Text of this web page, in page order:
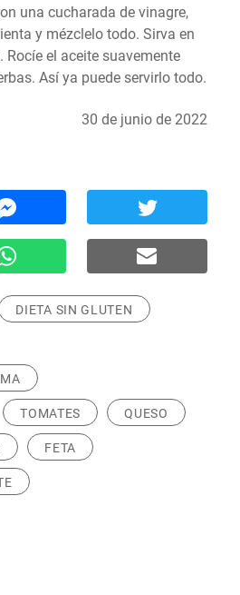
una cucharada de vinagre,
y mézclelo todo. Sirva en
el aceite suavemente
Así ya puede servirlo todo.
30 de junio de 2022
DIETA SIN GLUTEN
TOMATES QUESO
FETA